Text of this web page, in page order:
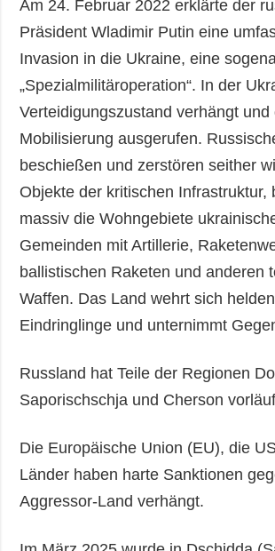
Am 24. Februar 2022 erklärte der
Präsident Wladimir Putin eine
Invasion in die Ukraine, eine
„Spezialmilitäroperation“. In der
Verteidigungszustand verhängt
Mobilisierung ausgerufen.
beschießen und zerstören seither
Objekte der kritischen Infrastruktur,
massiv die Wohngebiete
Gemeinden mit Artillerie,
ballistischen Raketen und anderen
Waffen. Das Land wehrt sich
Eindringlinge und unternimmt
Russland hat Teile der Regionen
Saporischschja und Cherson
Die Europäische Union (EU), die
Länder haben harte Sanktionen
Aggressor-Land verhängt.